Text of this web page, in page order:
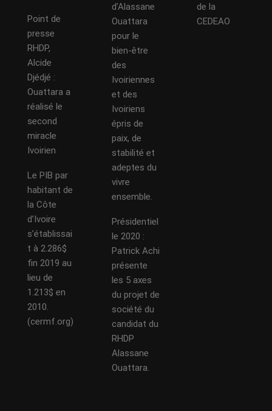
Point de
presse
RHDP,
Alcide
Djédjé :
Ouattara a
réalisé le
second
miracle
Ivoirien
Le PIB par
habitant de
la Côte
d’Ivoire
s’établissai
t à 2.286$
fin 2019 au
lieu de
1.213$ en
2010.
(cermf.org)
d’Alassane
Ouattara
pour le
bien-être
des
Ivoiriennes
et des
Ivoiriens
épris de
paix, de
stabilité et
adeptes du
vivre
ensemble.
Présidentiel
le 2020 :
Patrick Achi
présente
les 5 axes
du projet de
société du
candidat du
RHDP
Alassane
Ouattara.
de la
CEDEAO